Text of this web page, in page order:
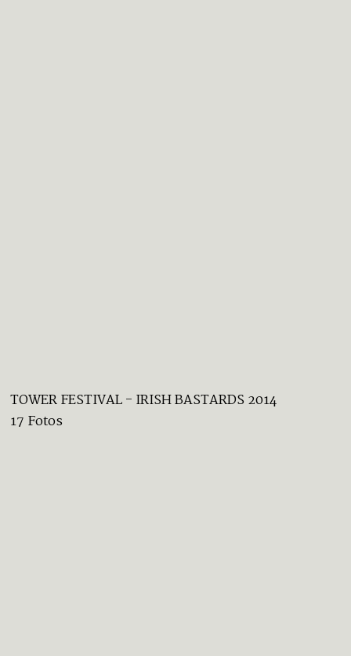
TOWER FESTIVAL - IRISH BASTARDS 2014
17 Fotos